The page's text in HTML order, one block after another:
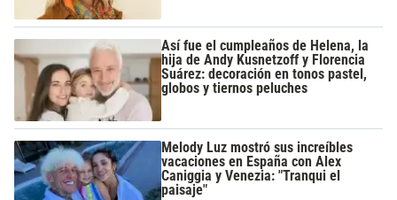
Así fue el cumpleaños de Helena, la
hija de Andy Kusnetzoff y Florencia
Suárez: decoración en tonos pastel,
globos y tiernos peluches
Melody Luz mostró sus increíbles
vacaciones en España con Alex
Caniggia y Venezia: "Tranqui el
paisaje"